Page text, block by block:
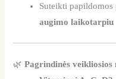
Suteikti
augimo laikotarpiu
🌿Pagrindinės veikliosios